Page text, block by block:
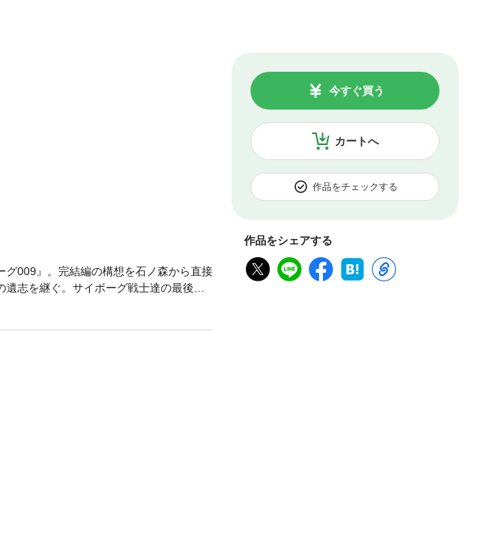
カートへ
今すぐ買う
作品をチェックする
作品をシェアする
グ009』。完結編の構想を石ノ森から直接
志を継ぐ。サイボーグ戦士達の最後の